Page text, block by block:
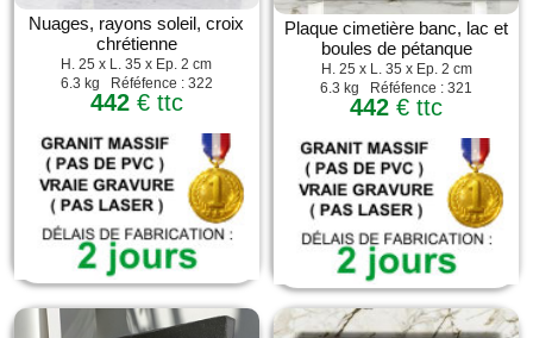
Nuages, rayons soleil, croix
chrétienne
H. 25 x L. 35 x Ep. 2 cm
6.3 kg Réféfence : 322
442€ ttc
Plaque cimetière banc, lac et
boules de pétanque
H. 25 x L. 35 x Ep. 2 cm
6.3 kg Réféfence : 321
442 € ttc